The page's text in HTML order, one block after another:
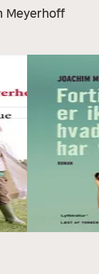
Meyerhoff